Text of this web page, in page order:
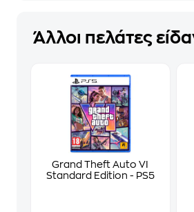
Άλλοι πελάτες
Grand Theft Auto VI
Standard Edition - PS5